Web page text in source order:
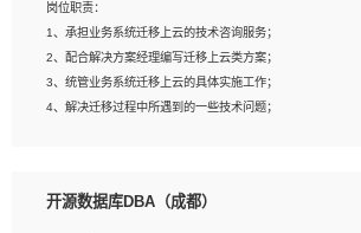
2、熟悉tensorflow，keras，pytorch等常规深度学习框架，
有效的模型；
3、熟悉掌握至少一种编程语言，如：Python，Java；
4、 熟悉NLP相关算法与实现；
5、至少有一次及以上问答系统的项目实践，熟悉问答系统
岗位职责：
1、承担业务系统迁移上云的技术咨询服务；
2、配合解决方案经理编写迁移上云类方案；
3、统管业务系统迁移上云的具体实施工作；
4、解决迁移过程中所遇到的一些技术问题；
1、专科及以上学历，三年以上工作经验，计算机等相关专业
开源数据库DBA（成都）